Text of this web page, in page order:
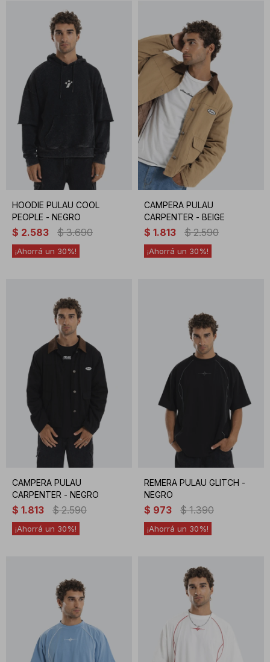
HOODIE PULAU COOL
PEOPLE - NEGRO
$ 2.583 $ 3.690
30
CAMPERA PULAU
CARPENTER - BEIGE
$ 1.813 $ 2.590
30
CAMPERA PULAU
CARPENTER - NEGRO
$ 1.813 $ 2.590
30
REMERA PULAU GLITCH -
NEGRO
$ 973 $ 1.390
30